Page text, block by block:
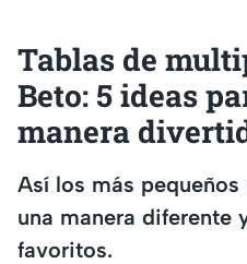
Tablas de
Beto: 5 ideas
manera
Así los más
una manera diferente
favoritos.